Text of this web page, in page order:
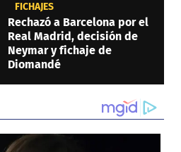
FICHAJES
Rechazó a Barcelona por el
Real Madrid, decisión de
Neymar y fichaje de
Diomandé